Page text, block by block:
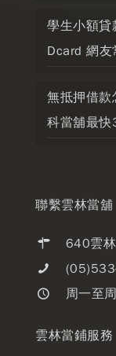
學生小額貸
Dcard 網友
無抵押借款
科當舖最
聯繫雲林當舖
640雲林
周一至
雲林當鋪服務